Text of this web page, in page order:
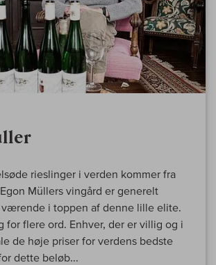
rieslinger i verden kommer fra
Müllers vingård er generelt
værende i toppen af denne lille elite.
for flere ord. Enhver, der er villig og i
de høje priser for verdens bedste
dette beløb...